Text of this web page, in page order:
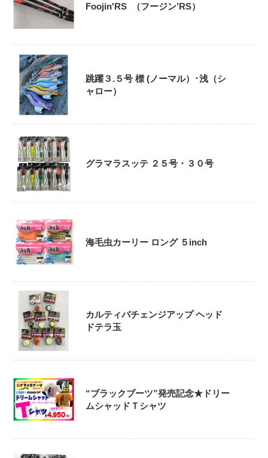
Foojin'RS （フージン’RS）
跳躍３.５号 標 (ノーマル）･浅（シ
ャロー）
グラマラスッテ ２５号・３０号
海毛虫カーリー ロング ５inch
カルティバチェンジアップ ヘッド
ドテラ玉
“ブラックブーツ”発売記念★ドリー
ムシャッドＴシャツ